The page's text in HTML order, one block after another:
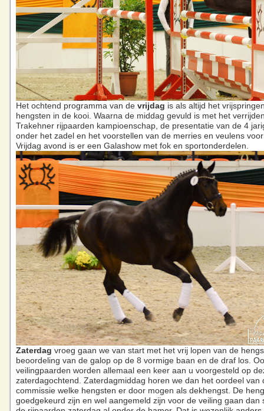
Het ochtend programma van de vrijdag is als altijd het
hengsten in de kooi. Waarna de middag gevuld is met het
Trakehner rijpaarden kampioenschap, de presentatie van de 4
onder het zadel en het voorstellen van de merries en veulens
Vrijdag avond is er een Galashow met fok en sportonderdelen.
Zaterdag vroeg gaan we van start met het vrij lopen van de
beoordeling van de galop op de 8 vormige baan en de draf los.
veilingpaarden worden allemaal een keer aan u voorgesteld op
zaterdagochtend. Zaterdagmiddag horen we dan het oordeel van
commissie welke hengsten er door mogen als dekhengst. De
goedgekeurd zijn en wel aangemeld zijn voor de veiling gaan dan